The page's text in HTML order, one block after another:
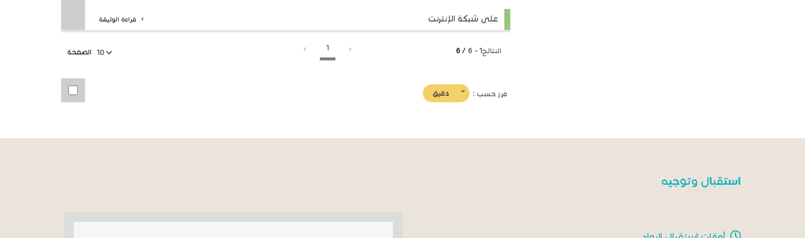
على شبكة الإنترنت قراءة الوثيقة
النتائج1
-
6
/ 6
1
10 الصفحة
فرز حسب : (imediatدقيق
استقبال وتوجيه